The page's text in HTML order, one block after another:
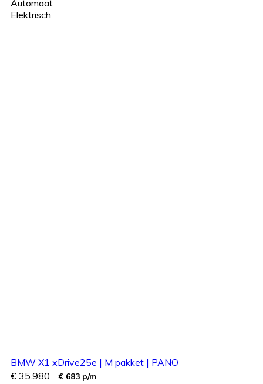
Automaat
Elektrisch
BMW X1 xDrive25e | M pakket | PANO
€ 35.980
€ 683 p/m